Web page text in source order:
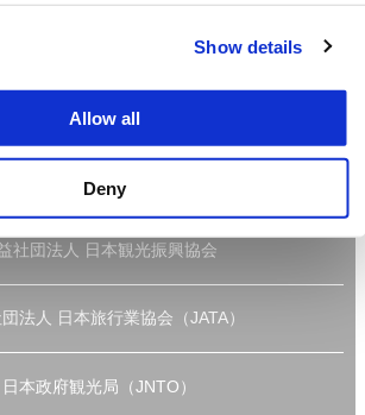
Show details
Allow all
Deny
ユーザー規約
サイトマップ
社団法人 日本観光振興協会
法人 日本旅行業協会（JATA）
日本政府観光局（JNTO）